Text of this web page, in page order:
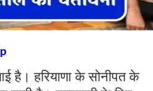
है। हरियाणा के सोनीपत के